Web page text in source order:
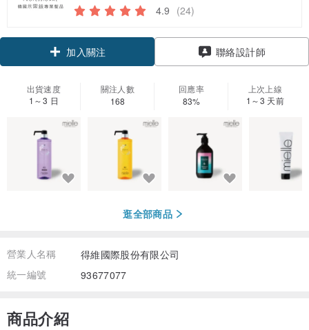
4.9 (24)
加入關注 聯絡設計師
出貨速度
1～3 日
關注人數
168
回應率
83%
上次上線
1～3 天前
逛全部商品
營業人名稱
得維國際股份有限公司
統一編號
93677077
商品介紹